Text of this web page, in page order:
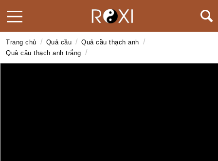
Trang chủ / Quả cầu / Quả cầu thạch anh /
Quả cầu thạch anh trắng /